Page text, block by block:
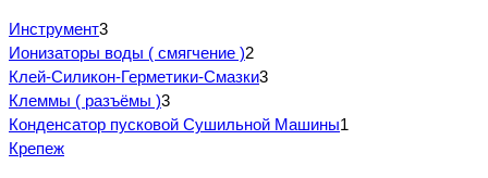
Инструмент3
Ионизаторы воды ( смягчение )2
Клей-Силикон-Герметики-Смазки3
Клеммы ( разъёмы )3
Конденсатор пусковой Сушильной Машины1
Крепеж